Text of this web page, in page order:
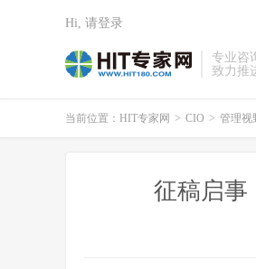
专业咨
致力推
Hi, 请登录
当前位置： HIT专家网 > CIO > 管理视
征稿启事